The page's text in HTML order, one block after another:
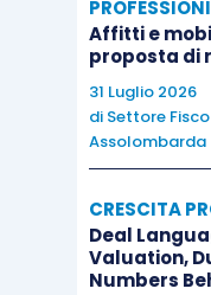
PROFESSIONI
Affitti e
proposta di
31 Luglio 2026
di Settore
Assolombarda
CRESCITA
Deal
Valuation,
Numbers